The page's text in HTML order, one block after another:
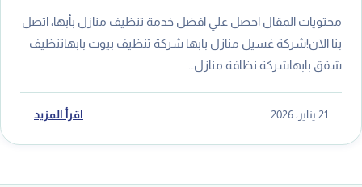
محتويات المقال احصل علي افضل خدمة تنظيف منازل بأبها، اتصل
بنا الآن!شركة غسيل منازل بابها شركة تنظيف بيوت بابهاتنظيف
شقق بابهاشركة نظافة منازل…
21 يناير، 2026 اقرأ المزيد